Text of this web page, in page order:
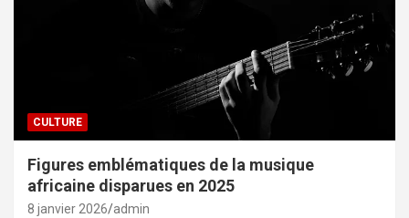
CULTURE
Figures emblématiques de la musique
africaine disparues en 2025
8 janvier 2026 admin